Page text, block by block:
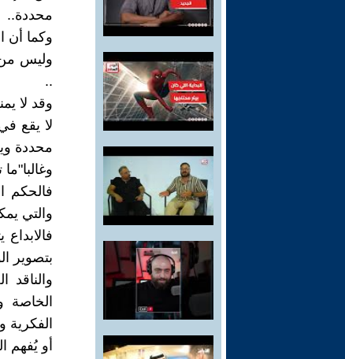
محددة..
وكما أن
وليس من
..
وقد لا
لا يقع
محددة
فالحكم
والتي
بتصوير
الخاصة
الفكرية
أو